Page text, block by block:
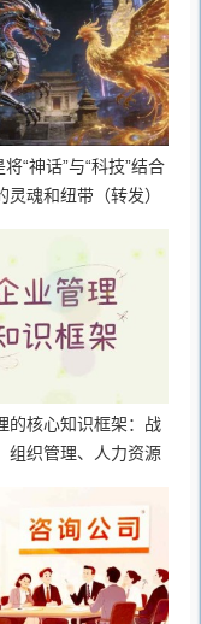
“神话”与“科技”结合
灵魂和纽带（转发）
的核心知识框架：战
组织管理、人力资源
管理、风险管理、信
息化管理